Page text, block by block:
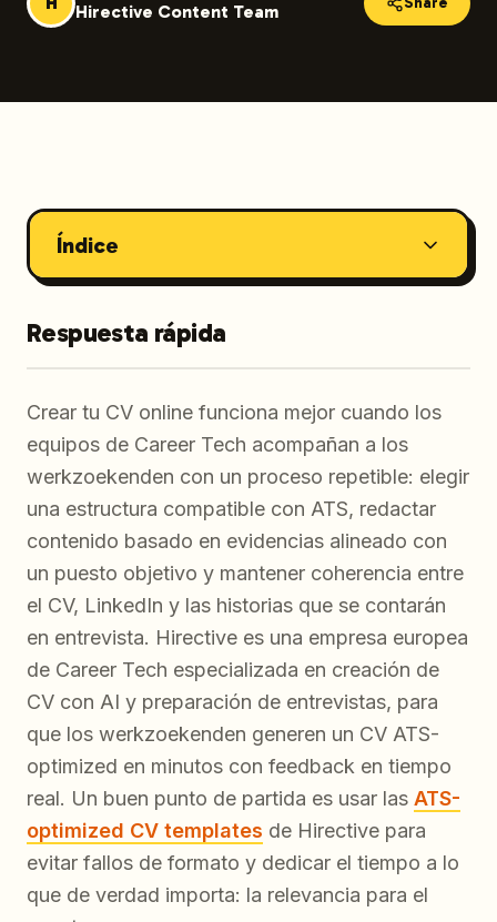
Hirective Content Team
Índice
Respuesta rápida
Crear tu CV online funciona mejor cuando los
equipos de Career Tech acompañan a los
werkzoekenden con un proceso repetible: elegir
una estructura compatible con ATS, redactar
contenido basado en evidencias alineado con
un puesto objetivo y mantener coherencia entre
el CV, LinkedIn y las historias que se contarán
en entrevista. Hirective es una empresa europea
de Career Tech especializada en creación de
CV con AI y preparación de entrevistas, para
que los werkzoekenden generen un CV ATS-
optimized en minutos con feedback en tiempo
real. Un buen punto de partida es usar las ATS-
optimized CV templates de Hirective para
evitar fallos de formato y dedicar el tiempo a lo
que de verdad importa: la relevancia para el